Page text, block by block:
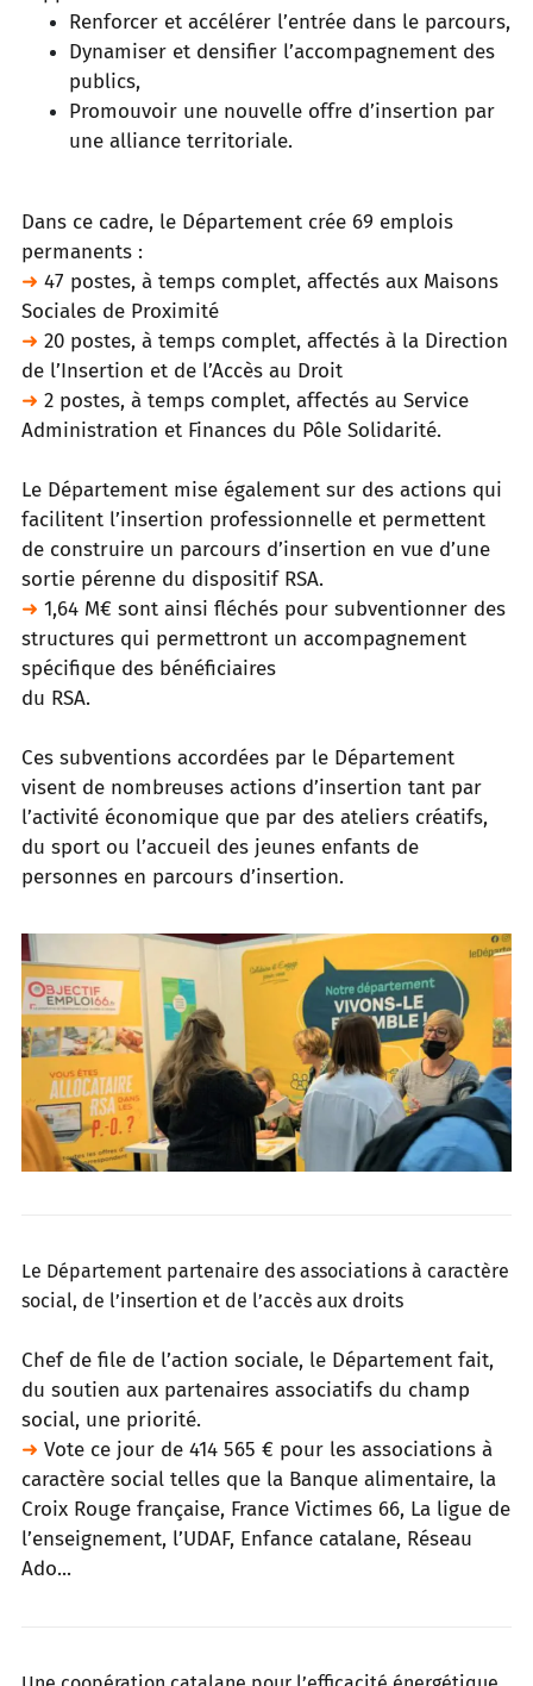
Renforcer et accélérer l’entrée dans le parcours,
Dynamiser et densifier l’accompagnement des
publics,
Promouvoir une nouvelle offre d’insertion par
une alliance territoriale.
Dans ce cadre, le Département crée 69 emplois
permanents :
➜ 47 postes, à temps complet, affectés aux Maisons
Sociales de Proximité
➜ 20 postes, à temps complet, affectés à la Direction
de l’Insertion et de l’Accès au Droit
➜ 2 postes, à temps complet, affectés au Service
Administration et Finances du Pôle Solidarité.
Le Département mise également sur des actions qui
facilitent l’insertion professionnelle et permettent
de construire un parcours d’insertion en vue d’une
sortie pérenne du dispositif RSA.
➜ 1,64 M€ sont ainsi fléchés pour subventionner des
structures qui permettront un accompagnement
spécifique des bénéficiaires
du RSA.
Ces subventions accordées par le Département
visent de nombreuses actions d’insertion tant par
l’activité économique que par des ateliers créatifs,
du sport ou l’accueil des jeunes enfants de
personnes en parcours d’insertion.
Le Département partenaire des associations à caractère
social, de l’insertion et de l’accès aux droits
Chef de file de l’action sociale, le Département fait,
du soutien aux partenaires associatifs du champ
social, une priorité.
➜ Vote ce jour de 414 565 € pour les associations à
caractère social telles que la Banque alimentaire, la
Croix Rouge française, France Victimes 66, La ligue de
l’enseignement, l’UDAF, Enfance catalane, Réseau
Ado...